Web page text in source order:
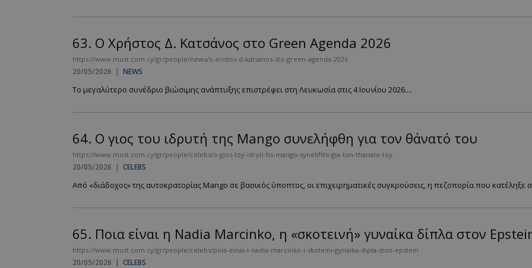
63. Ο Χρήστος Δ. Κατσάνος στο Green Agenda 2026
https://www.must.com.cy/gr/people/news/o-xristos-d-katsanos-sto-green-agenda-2026
20/05/2026 | NEWS
Το μεγαλύτερο συνέδριο βιώσιμης ανάπτυξης επιστρέφει στη Λευκωσία στις 4 Ιουνίου 2026....
64. O γιος του ιδρυτή της Mango συνελήφθη για τον θάνατό του
https://www.must.com.cy/gr/people/celebs/o-gios-toy-idryti-tis-mango-synelifthi-gia-ton-thanato-toy
20/05/2026 | CELEBS
Από «διάδοχος» της αυτοκρατορίας Mango σε βασικός ύποπτος, oι επιχειρηματικές συγκρούσεις, η πεζοπορία που
65. Ποια είναι η Nadia Marcinko, η «σκοτεινή» γυναίκα δίπλα στον
https://www.must.com.cy/gr/people/celebs/poia-einai-i-nadia-marcinko-i-skoteini-gynaika-dipla-ston-epstein
20/05/2026 | CELEBS